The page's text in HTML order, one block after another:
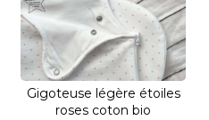
Gigoteuse légère étoiles
roses coton bio